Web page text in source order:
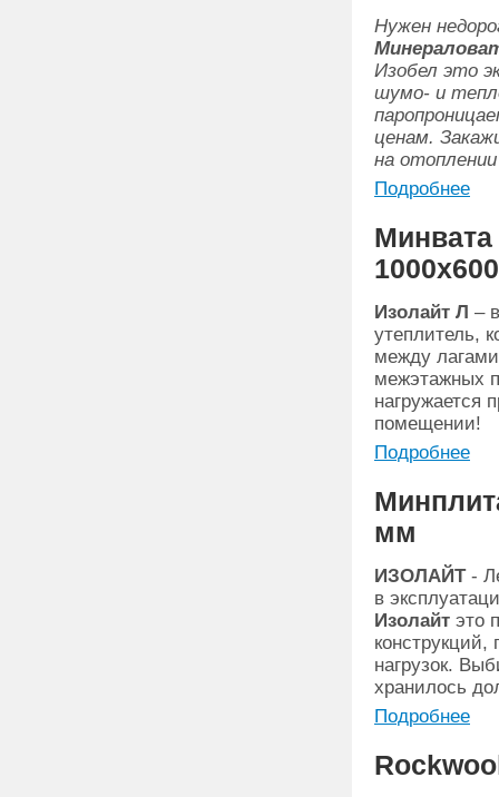
Нужен
Изобел это
шумо- и
ценам.
на
Подробнее
Минвата
Изолайт Л –
утеплитель,
между
межэтажных
нагружается
помещении!
Подробнее
мм
ИЗОЛАЙТ-
в
Изолайт это
конструкций,
нагрузок.
хранилось
Подробнее